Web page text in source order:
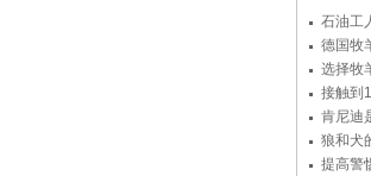
石油工
德国牧
选择牧
接触到
肯尼迪
狼和犬
提高警